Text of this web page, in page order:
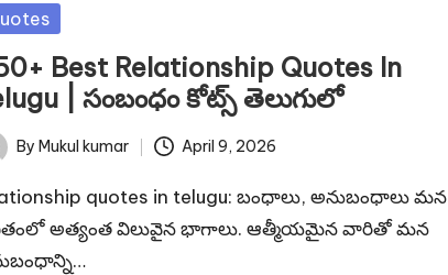
Best Relationship Quotes In
| సంబంధం కోట్స్ తెలుగులో
By Mukul kumar April 9, 2026
quotes in telugu: బంధాలు, అనుబంధాలు మన
అత్యంత విలువైన భాగాలు. ఆత్మీయమైన వారితో మన